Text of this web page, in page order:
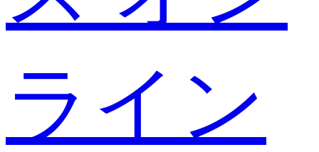
ライン